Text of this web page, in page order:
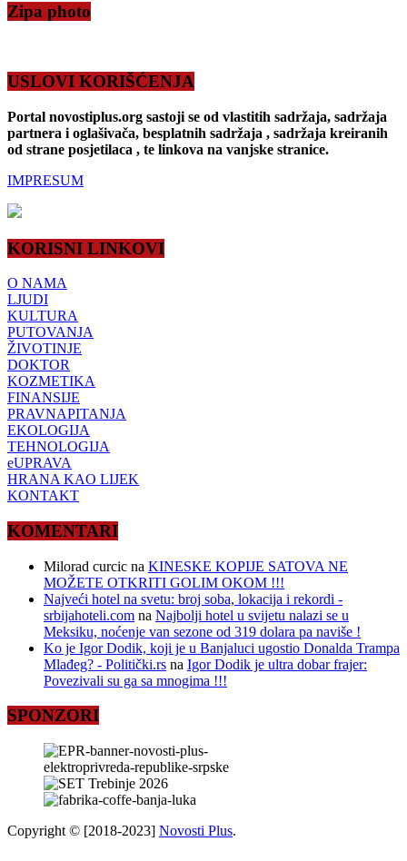
Zipa photo
USLOVI KORIŠĆENJA
Portal novostiplus.org sastoji se od vlastitih sadržaja, sadržaja
partnera i oglašivača, besplatnih sadržaja , sadržaja kreiranih
od strane posjetilaca , te linkova na vanjske stranice.
IMPRESUM
KORISNI LINKOVI
O NAMA
LJUDI
KULTURA
PUTOVANJA
ŽIVOTINJE
DOKTOR
KOZMETIKA
FINANSIJE
PRAVNAPITANJA
EKOLOGIJA
TEHNOLOGIJA
eUPRAVA
HRANA KAO LIJEK
KONTAKT
KOMENTARI
Milorad curcic na KINESKE KOPIJE SATOVA NE
MOŽETE OTKRITI GOLIM OKOM !!!
Najveći hotel na svetu: broj soba, lokacija i rekordi -
srbijahoteli.com na Najbolji hotel u svijetu nalazi se u
Meksiku, noćenje van sezone od 319 dolara pa naviše !
Ko je Igor Dodik, koji je u Banjaluci ugostio Donalda Trampa
Mlađeg? - Politički.rs na Igor Dodik je ultra dobar frajer:
Povezivali su ga sa mnogima !!!
SPONZORI
Copyright © [2018-2023] Novosti Plus.